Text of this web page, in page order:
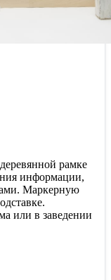
рамке
информации,
Маркерную
или в заведении